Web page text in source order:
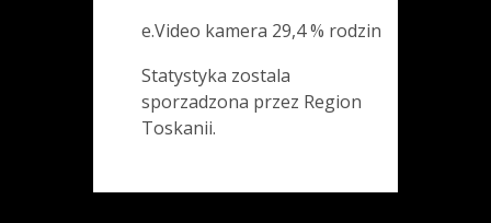
e.Video kamera 29,4 % rodzin
Statystyka zostala
sporzadzona przez Region
Toskanii.